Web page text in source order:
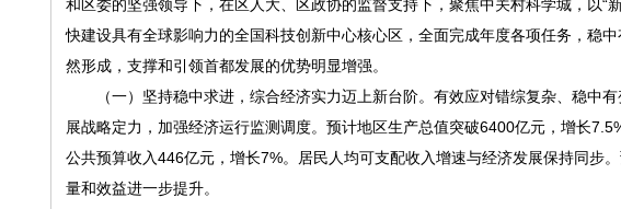
和区委的坚强领导下，在区人大、区政协的监督支持下，聚焦中关村科学城，以“
快建设具有全球影响力的全国科技创新中心核心区，全面完成年度各项任务，稳
然形成，支撑和引领首都发展的优势明显增强。
（一）坚持稳中求进，综合经济实力迈上新台阶。有效应对错综复杂、稳中有
展战略定力，加强经济运行监测调度。预计地区生产总值突破6400亿元，增长
公共预算收入446亿元，增长7%。居民人均可支配收入增速与经济发展保持同步
量和效益进一步提升。